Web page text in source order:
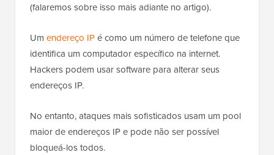
(falaremos sobre isso mais adiante no artigo).
Um endereço IPé como um número de telefone que
identifica um computador específico na internet.
Hackers podem usar software para alterar seus
endereços IP.
No entanto, ataques mais sofisticados usam um pool
maior de endereços IP e pode não ser possível
bloqueá-los todos.